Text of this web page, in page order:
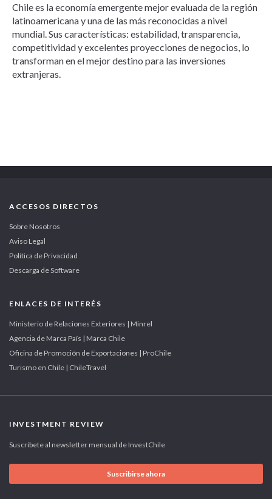
Chile es la economía emergente mejor evaluada de la región
latinoamericana y una de las más reconocidas a nivel
mundial. Sus características: estabilidad, transparencia,
competitividad y excelentes proyecciones de negocios, lo
transforman en el mejor destino para las inversiones
extranjeras.
ACCESOS DIRECTOS
Sobre Nosotros
Aviso Legal
Política de Privacidad
Descarga de Software
ENLACES DE INTERÉS
Ministerio de Relaciones Exteriores | Minrel
Agencia de Marca País | Marca Chile
Oficina de Promoción de Exportaciones | ProChile
Turismo en Chile | ChileTravel
INVESTMENT REVIEW
Suscríbete al newsletter mensual de InvestChile
Suscribirse ahora